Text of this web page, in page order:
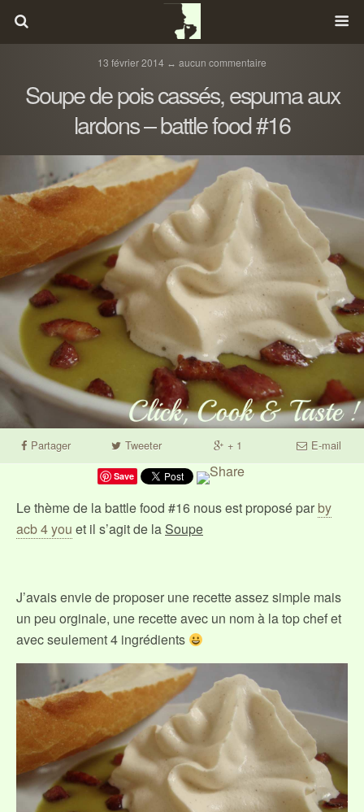
13 février 2014 ↔ aucun commentaire
Soupe de pois cassés, espuma aux
lardons – battle food #16
Partager Tweeter + 1 E-mail
Save
Le thème de la battle food #16 nous est proposé par by
acb 4 you et il s’agit de la Soupe
J’avais envie de proposer une recette assez simple mais
un peu orginale, une recette avec un nom à la top chef et
avec seulement 4 ingrédients